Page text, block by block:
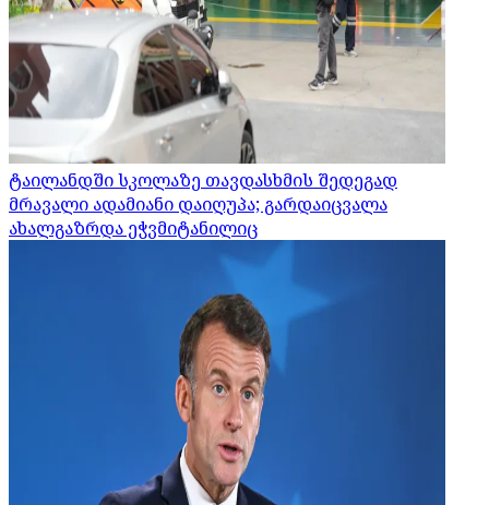
ტაილანდში სკოლაზე თავდასხმის შედეგად
მრავალი ადამიანი დაიღუპა; გარდაიცვალა
ახალგაზრდა ეჭვმიტანილიც